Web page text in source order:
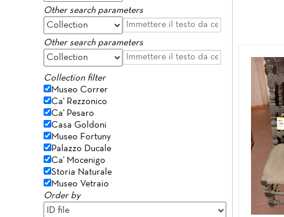
Other search parameters
Other search parameters
Collection filter
Museo Correr
Ca' Rezzonico
Ca' Pesaro
Casa Goldoni
Museo Fortuny
Palazzo Ducale
Ca' Mocenigo
Storia Naturale
Museo Vetraio
Order by